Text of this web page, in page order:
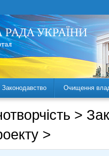
Законодавство Очищення
>
>